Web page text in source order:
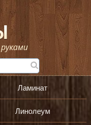
Ламинат
Линолеум